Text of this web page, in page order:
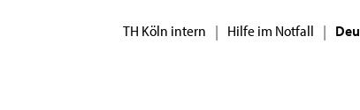
TH Köln intern | Hilfe im Notfall |